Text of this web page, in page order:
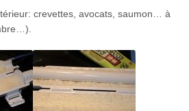
crevettes, avocats, saumon… à